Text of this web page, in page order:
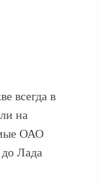
всегда в
на
ОАО
Лада